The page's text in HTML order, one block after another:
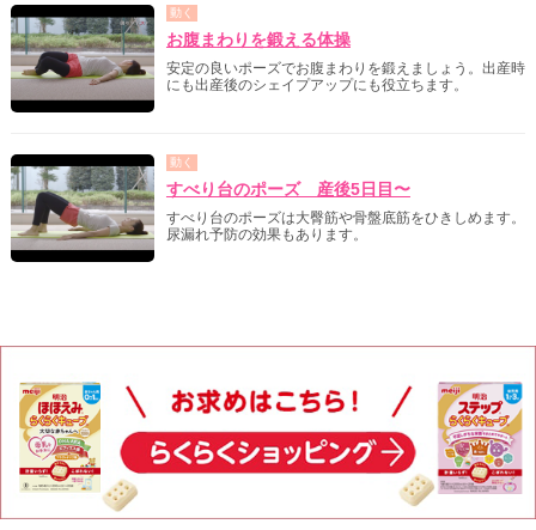
動く
お腹まわりを鍛える体操
安定の良いポーズでお腹まわりを鍛えましょう。出産時
にも出産後のシェイプアップにも役立ちます。
動く
すべり台のポーズ 産後5日目〜
すべり台のポーズは大臀筋や骨盤底筋をひきしめます。
尿漏れ予防の効果もあります。